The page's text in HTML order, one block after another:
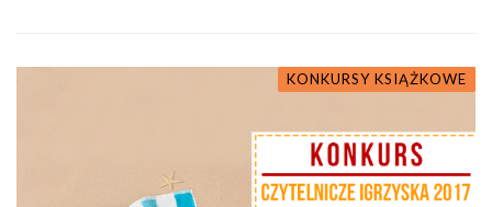
KONKURSY KSIĄŻKOWE